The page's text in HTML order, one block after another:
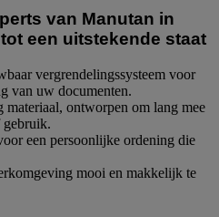
van Manutan in
een uitstekende staat
vergrendelingssysteem voor
van uw documenten.
materiaal, ontworpen om lang mee
gebruik.
een persoonlijke ordening die
mooi en makkelijk te